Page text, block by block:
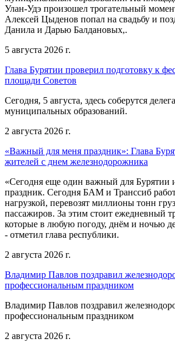
Улан-Удэ произошел трогательный
Алексей Цыденов попал на свадьбу и
Данила и Дарью Балдановых,.
5 августа 2026 г.
Глава Бурятии проверил подготовку к
площади Советов
Сегодня, 5 августа, здесь соберутся
муниципальных образований.
2 августа 2026 г.
«Важный для меня праздник»: Глава
жителей с днем железнодорожника
«Сегодня еще один важный для Бурятии
праздник. Сегодня БАМ и Транссиб
нагрузкой, перевозят миллионы тонн
пассажиров. За этим стоит ежедневный
которые в любую погоду, днём и ночью
- отметил глава республики.
2 августа 2026 г.
Владимир Павлов поздравил
профессиональным праздником
Владимир Павлов поздравил
профессиональным праздником
2 августа 2026 г.